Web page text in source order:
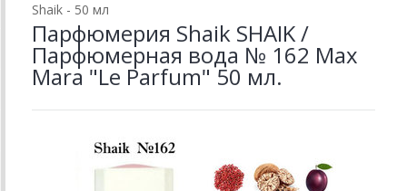
Shaik - 50 мл
Парфюмерия Shaik SHAIK /
Парфюмерная вода № 162 Max
Mara "Le Parfum" 50 мл.